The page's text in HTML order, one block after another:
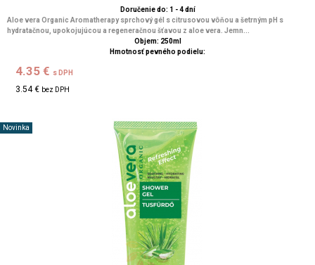
Doručenie do: 1 - 4 dní
Aloe vera Organic Aromatherapy sprchový gél s citrusovou vôňou a šetrným pH s
hydratačnou, upokojujúcou a regeneračnou šťavou z aloe vera. Jemn...
Objem: 250ml
Hmotnosť pevného podielu:
4.35 € s DPH
3.54 € bez DPH
Novinka